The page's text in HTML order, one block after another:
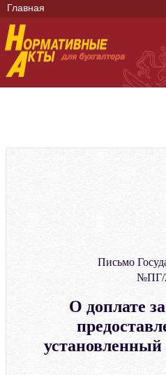
Главная
Письмо
№ПГ/
О доплате
установленный